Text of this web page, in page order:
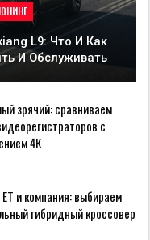
L9: Что И Как
И Обслуживать
зрячий: сравниваем
с
4К
и компания: выбираем
гибридный кроссовер